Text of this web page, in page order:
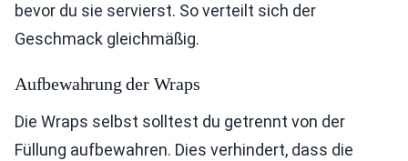
bevor du sie servierst. So verteilt sich der
Geschmack gleichmäßig.
Aufbewahrung der Wraps
Die Wraps selbst solltest du getrennt von der
Füllung aufbewahren. Dies verhindert, dass die